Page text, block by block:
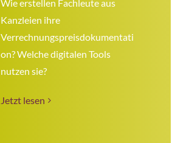
Wie erstellen Fachleute aus
Kanzleien ihre
Verrechnungspreisdokumentati
on? Welche digitalen Tools
nutzen sie?
Jetzt lesen